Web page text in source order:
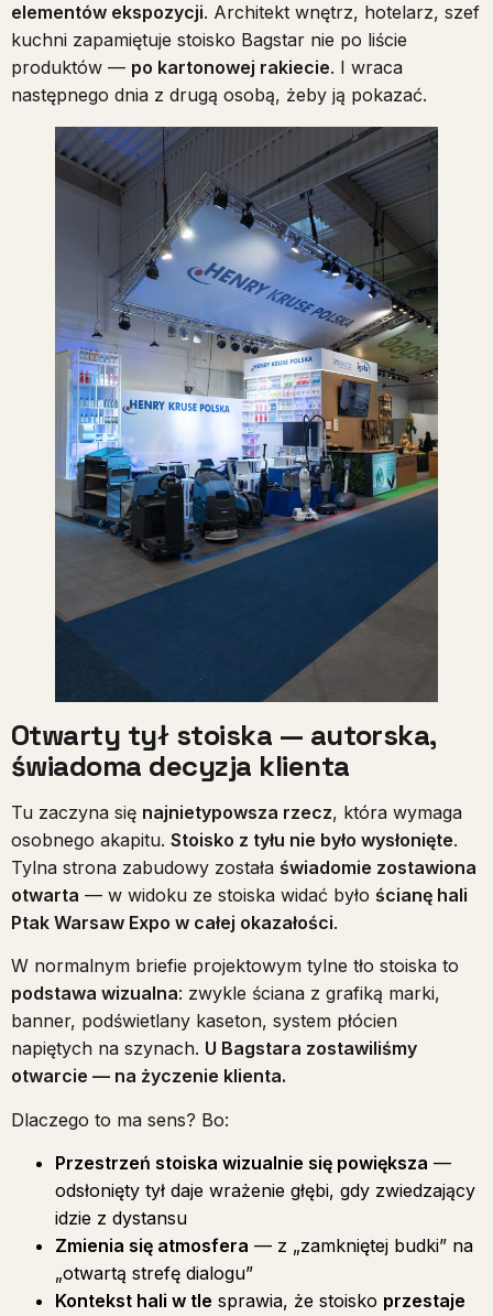
elementów ekspozycji. Architekt wnętrz, hotelarz, szef
kuchni zapamiętuje stoisko Bagstar nie po liście
produktów — po kartonowej rakiecie. I wraca
następnego dnia z drugą osobą, żeby ją pokazać.
Otwarty tył stoiska — autorska,
świadoma decyzja klienta
Tu zaczyna się najnietypowsza rzecz, która wymaga
osobnego akapitu. Stoisko z tyłu nie było wysłonięte.
Tylna strona zabudowy została świadomie zostawiona
otwarta — w widoku ze stoiska widać było ścianę hali
Ptak Warsaw Expo w całej okazałości.
W normalnym briefie projektowym tylne tło stoiska to
podstawa wizualna: zwykle ściana z grafiką marki,
banner, podświetlany kaseton, system płócien
napiętych na szynach. U Bagstara zostawiliśmy
otwarcie — na życzenie klienta.
Dlaczego to ma sens? Bo:
Przestrzeń stoiska wizualnie się powiększa —
odsłonięty tył daje wrażenie głębi, gdy zwiedzający
idzie z dystansu
Zmienia się atmosfera — z „zamkniętej budki” na
„otwartą strefę dialogu”
Kontekst hali w tle sprawia, że stoisko przestaje